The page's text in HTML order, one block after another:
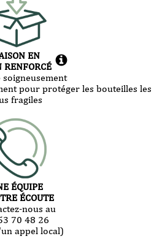
EN
RENFORCÉ
soigneusement
pour protéger les bouteilles les
fragiles
ÉQUIPE
ÉCOUTE
nous au
70 48 26
appel local)